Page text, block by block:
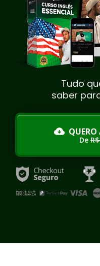
Tudo
saber
De